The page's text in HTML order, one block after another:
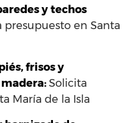
y techos
presupuesto en Santa
frisos y
Solicita
María de la Isla